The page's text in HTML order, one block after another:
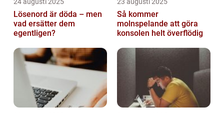
Lösenord är döda – men
vad ersätter dem
egentligen?
Så kommer
molnspelande att göra
konsolen helt överflödig